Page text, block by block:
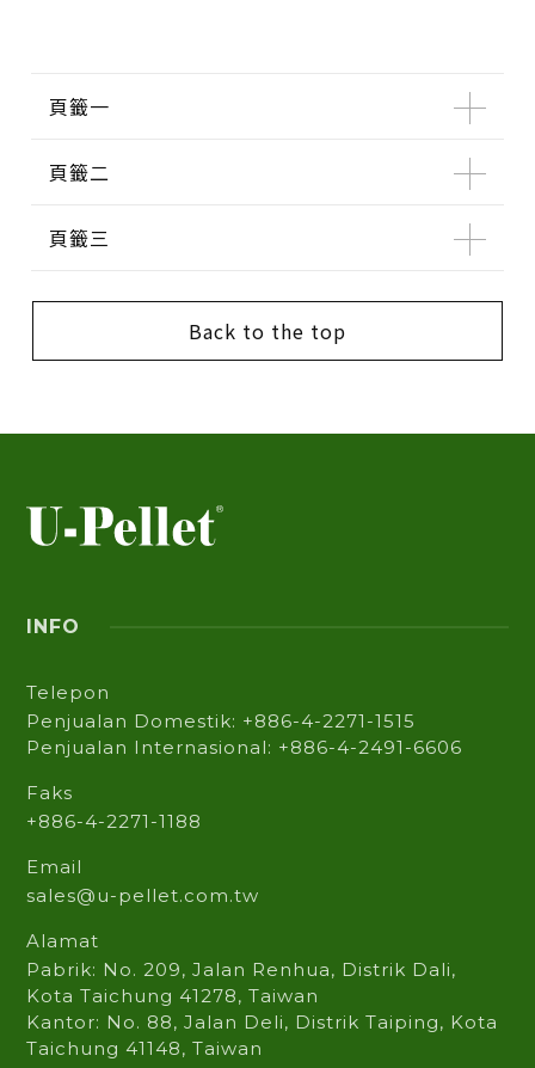
頁籤一
頁籤二
頁籤三
Back to the top
INFO
Telepon
Penjualan Domestik: +886-4-2271-1515
Penjualan Internasional: +886-4-2491-6606
Faks
+886-4-2271-1188
Email
sales@u-pellet.com.tw
Alamat
Pabrik: No. 209, Jalan Renhua, Distrik Dali,
Kota Taichung 41278, Taiwan
Kantor: No. 88, Jalan Deli, Distrik Taiping, Kota
Taichung 41148, Taiwan